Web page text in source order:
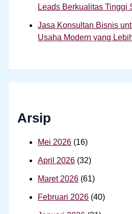
Leads Berkualitas Tinggi
Jasa Konsultan Bisnis
Usaha Modern yang
Arsip
Mei 2026 (16)
April 2026 (32)
Maret 2026 (61)
Februari 2026 (40)